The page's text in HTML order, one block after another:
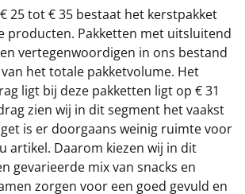
NIEUW
25 tot € 35 bestaat het kerstpakket
producten. Pakketten met uitsluitend
vertegenwoordigen in ons bestand
het totale pakketvolume. Het
ligt bij deze pakketten ligt op € 31
zien wij in dit segment het vaakst
is er doorgaans weinig ruimte voor
artikel. Daarom kiezen wij in dit
gevarieerde mix van snacks en
zorgen voor een goed gevuld en